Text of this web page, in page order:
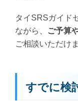
タイSRSガイド
ながら、
ご予算
ご相談いただけま
すでに検